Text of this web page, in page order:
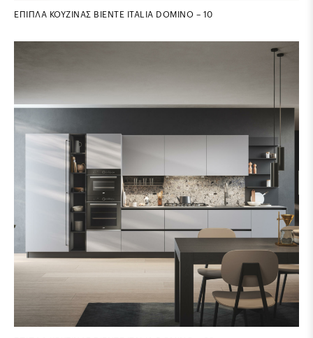
ΕΠΙΠΛΑ ΚΟΥΖΙΝΑΣ BIENTE ITALIA DOMINO – 10